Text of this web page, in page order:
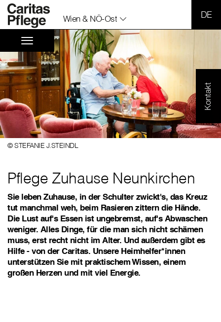
Wien & NÖ-Ost
Kontakt
© STEFANIE J.STEINDL
Pflege Zuhause Neunkirchen
Sie leben Zuhause, in der Schulter zwickt's, das Kreuz
tut manchmal weh, beim Rasieren zittern die Hände.
Die Lust auf's Essen ist ungebremst, auf's Abwaschen
weniger. Alles Dinge, für die man sich nicht schämen
muss, erst recht nicht im Alter. Und außerdem gibt es
Hilfe - von der Caritas. Unsere Heimhelfer*innen
unterstützen Sie mit praktischem Wissen, einem
großen Herzen und mit viel Energie.